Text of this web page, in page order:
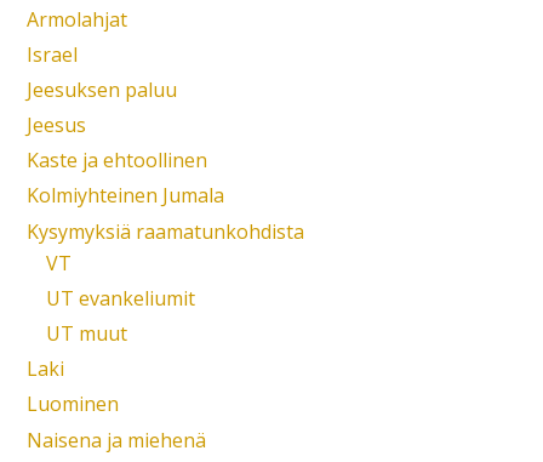
Armolahjat
Israel
Jeesuksen paluu
Jeesus
Kaste ja ehtoollinen
Kolmiyhteinen Jumala
Kysymyksiä raamatunkohdista
VT
UT evankeliumit
UT muut
Laki
Luominen
Naisena ja miehenä